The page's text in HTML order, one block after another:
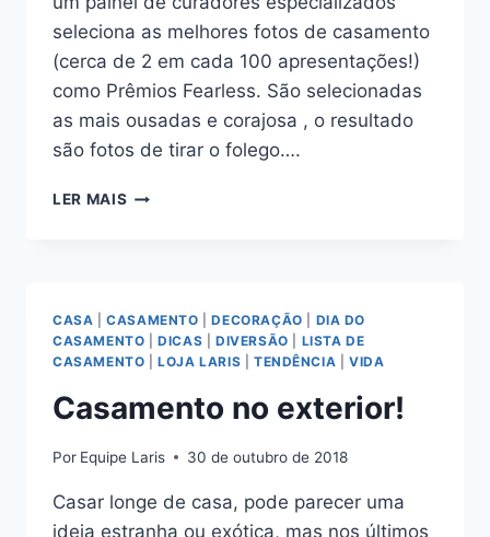
seleciona as melhores fotos de casamento
(cerca de 2 em cada 100 apresentações!)
como Prêmios Fearless. São selecionadas
as mais ousadas e corajosa , o resultado
são fotos de tirar o folego….
LER MAIS BEST
PREMIADAS!
CASA |CASAMENTO |DECORAÇÃO
DIA DO
CASAMENTO |DICAS DIVERSÃO
LISTA DE
CASAMENTO |LOJA LARIS TENDÊNCIA |VIDA
Casamento no exterior!
Por Equipe Laris 30 de outubro de 2018
Casar longe de casa, pode parecer uma
ideia estranha ou exótica, mas nos últimos